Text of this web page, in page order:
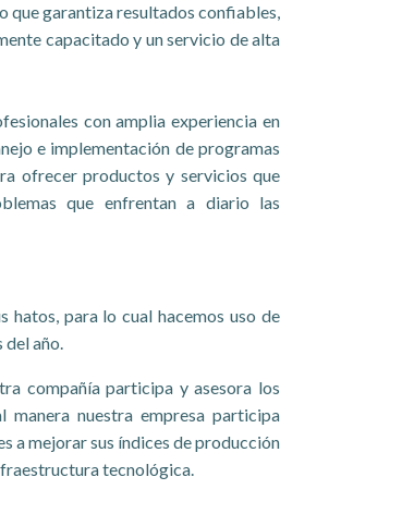
que garantiza resultados confiables,
capacitado y un servicio de alta
con amplia experiencia en
e implementación de programas
ofrecer productos y servicios que
que enfrentan a diario las
para lo cual hacemos uso de
año.
compañía participa y asesora los
nuestra empresa participa
a mejorar sus índices de producción
tecnológica.